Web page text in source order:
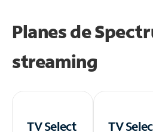
Planes de
streaming
TV Select
TV